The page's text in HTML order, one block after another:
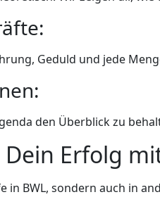
Geduld und jede
den Überblick zu
Erfolg
BWL, sondern auch in